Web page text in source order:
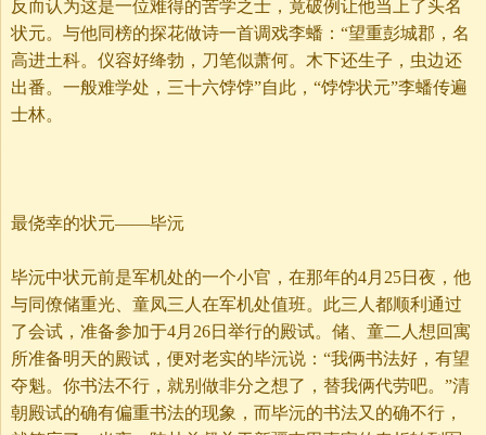
反而认为这是一位难得的苦学之士，竟破例让他当上了头名
状元。与他同榜的探花做诗一首调戏李蟠：“望重彭城郡，名
高进土科。仪容好绛勃，刀笔似萧何。木下还生子，虫边还
出番。一般难学处，三十六饽饽”自此，“饽饽状元”李蟠传遍
士林。
最侥幸的状元——毕沅
毕沅中状元前是军机处的一个小官，在那年的4月25日夜，他
与同僚储重光、童凤三人在军机处值班。此三人都顺利通过
了会试，准备参加于4月26日举行的殿试。储、童二人想回寓
所准备明天的殿试，便对老实的毕沅说：“我俩书法好，有望
夺魁。你书法不行，就别做非分之想了，替我俩代劳吧。”清
朝殿试的确有偏重书法的现象，而毕沅的书法又的确不行，